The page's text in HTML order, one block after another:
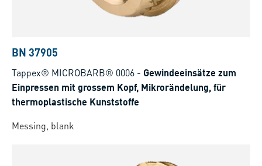
BN 37905
Tappex® MICROBARB® 0006 - Gewindeeinsätze zum
Einpressen mit grossem Kopf, Mikrorändelung, für
thermoplastische Kunststoffe
Messing, blank